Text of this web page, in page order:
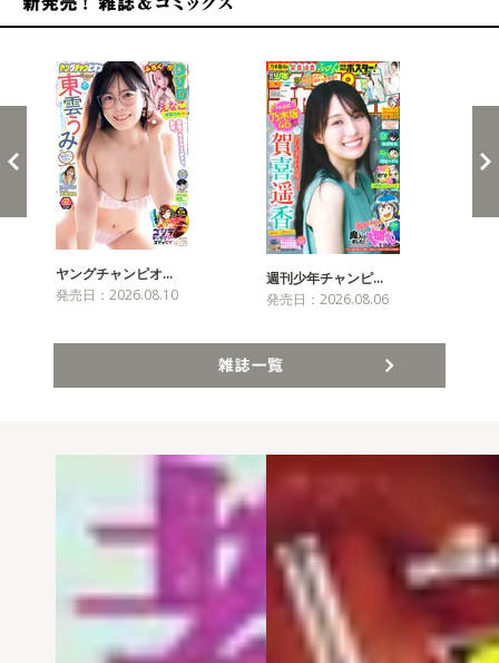
ヤングチャンピオ…
発売日：2026.08.10
週刊少年チャンピ…
発売日：2026.08.06